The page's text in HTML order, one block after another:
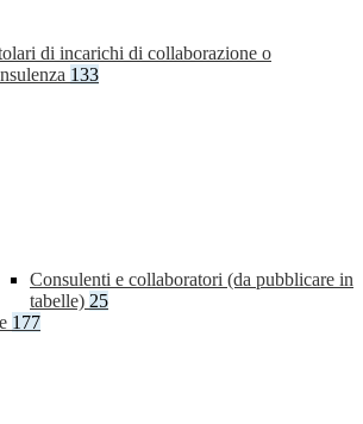
di incarichi di collaborazione o
133
Consulenti e collaboratori (da pubblicare in
tabelle) 25
177